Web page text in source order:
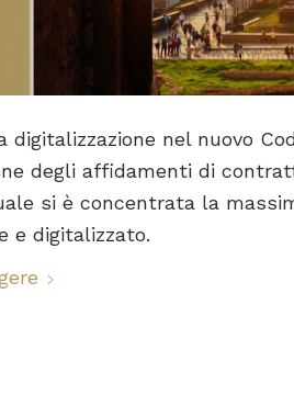
digitalizzazione nel nuovo
degli affidamenti di
si è concentrata la
e digitalizzato.